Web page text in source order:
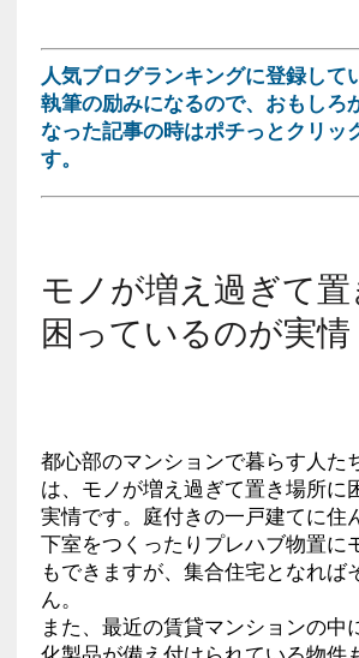
人気ブログランキングに登録して
執筆の励みになるので、おもしろ
なった記事の時はポチっとクリッ
す。
モノが増え過ぎて
困っているのが実情
都心部のマンションで暮らす人た
は、モノが増え過ぎて置き場所に
実情です。庭付きの一戸建てに住
下室をつくったりプレハブ物置に
もできますが、集合住宅となれば
ん。
また、最近の賃貸マンションの中